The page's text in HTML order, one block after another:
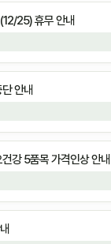
25) 휴무 안내
안내
강 5품목 가격인상 안내